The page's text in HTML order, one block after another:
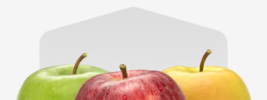
Prodotti e Marchi